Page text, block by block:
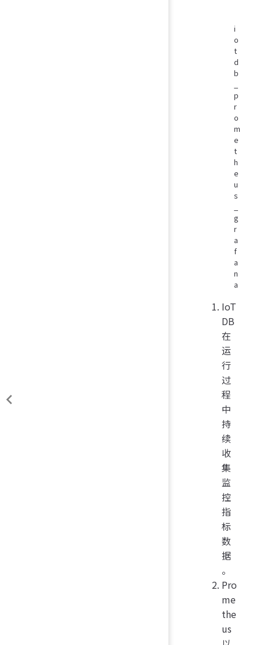
i
o
t
d
b
p
r
o
m
e
t
h
e
u
s
g
r
a
f
a
n
a
IoT
DB
在
运
行
过
程
中
持
续
收
集
监
控
指
标
数
据
。
Pro
me
the
us